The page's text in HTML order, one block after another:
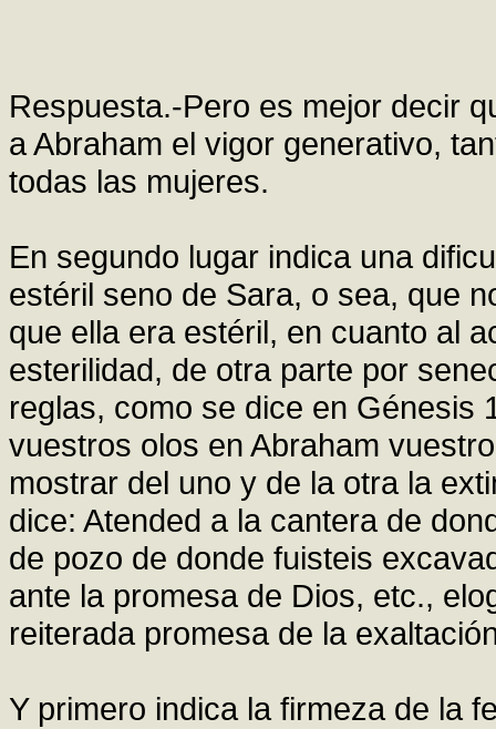
Respuesta.-Pero es mejor decir
a Abraham el vigor generativo,
todas las mujeres.
En segundo lugar indica una
estéril seno de Sara, o sea, que
que ella era estéril, en cuanto al
esterilidad, de otra parte por
reglas, como se dice en Génesis
vuestros olos en Abraham
mostrar del uno y de la otra la
dice: Atended a la cantera de
de pozo de donde fuisteis
ante la promesa de Dios, etc.,
reiterada promesa de la
Y primero indica la firmeza de la